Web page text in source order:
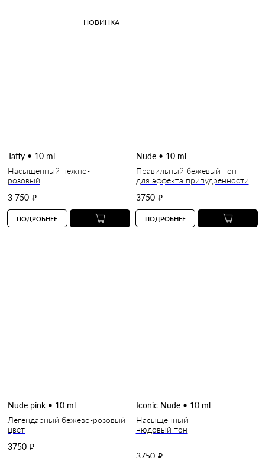
НОВИНКА
Taffy • 10 ml
Насыщенный нежно-
розовый
3 750 ₽
ПОДРОБНЕЕ
Nude • 10 ml
Правильный бежевый тон
для эффекта припудренности
3750 ₽
ПОДРОБНЕЕ
Nude pink • 10 ml
Легендарный бежево-розовый
цвет
3750 ₽
Iconic Nude • 10 ml
Насыщенный
нюдовый тон
3750 ₽